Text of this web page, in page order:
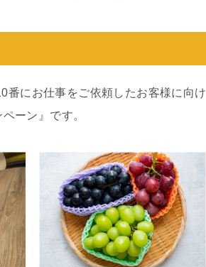
番にお仕事をご依頼したお客様に向け
ーン』です。